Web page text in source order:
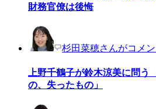
財務官僚は後悔
杉田菜穂さんがコメ
上野千鶴子が鈴木涼美に問
の、失ったもの」